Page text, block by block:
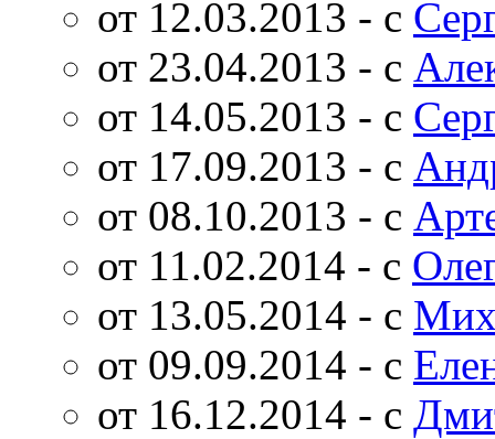
от 12.03.2013 - с
от 23.04.2013 - с
от 14.05.2013 - с
от 17.09.2013 - с
от 08.10.2013 - с
от 11.02.2014 - с
от 13.05.2014 - с
от 09.09.2014 - с
от 16.12.2014 - с